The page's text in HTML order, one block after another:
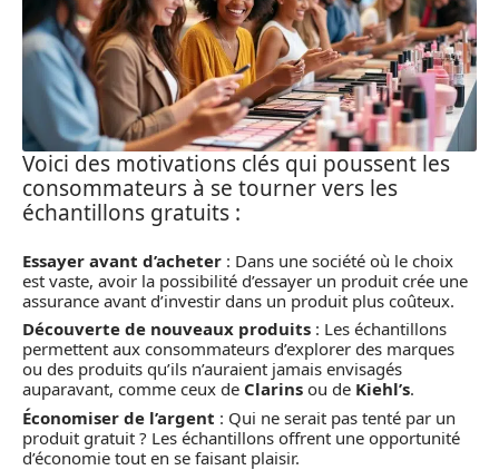
Voici des motivations clés qui poussent les
consommateurs à se tourner vers les
échantillons gratuits :
Essayer avant d’acheter : Dans une société où le choix
est vaste, avoir la possibilité d’essayer un produit crée une
assurance avant d’investir dans un produit plus coûteux.
Découverte de nouveaux produits : Les échantillons
permettent aux consommateurs d’explorer des marques
ou des produits qu’ils n’auraient jamais envisagés
auparavant, comme ceux de Clarins ou de Kiehl’s.
Économiser de l’argent : Qui ne serait pas tenté par un
produit gratuit ? Les échantillons offrent une opportunité
d’économie tout en se faisant plaisir.